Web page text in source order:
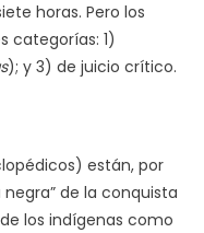
horas. Pero los
categorías: 1)
); y 3) de juicio crítico.
están, por
de la conquista
los indígenas como